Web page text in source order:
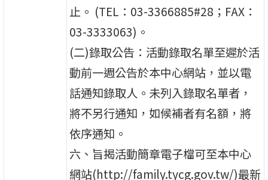
止。 (TEL：03-3366885#28；FAX：
03-3333063)。
(二)錄取公告：活動錄取名單至遲於活
動前一週公告於本中心網站，並以電
話通知錄取人。未列入錄取名單者，
將不另行通知，如候補者有名額，將
依序通知。
六、旨揭活動簡章電子檔可至本中心
網站(http://family.tycg.gov.tw/)最新